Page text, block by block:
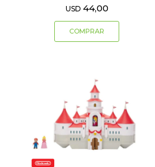
USD 44,00